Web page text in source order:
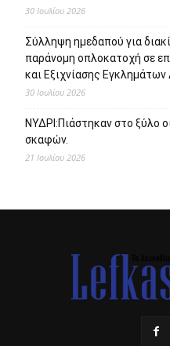
30 Ιουλίου 2026
Σύλληψη ημεδαπού για
παράνομη οπλοκατοχή σε
και Εξιχνίασης
30 Ιουλίου 2026
ΝΥΔΡΙ:Πιάστηκαν στο ξύλο
σκαφών.
21 Ιουλίου 2026